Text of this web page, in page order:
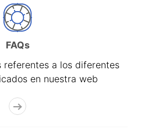
FAQs
referentes a los diferentes
en nuestra web